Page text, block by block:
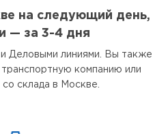
на следующий день,
— за 3-4 дня
Деловыми линиями. Вы также
компанию или
склада в Москве.